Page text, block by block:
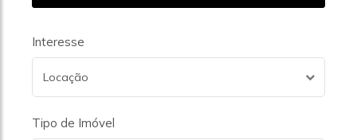
Interesse
Locação
Tipo de Imóvel